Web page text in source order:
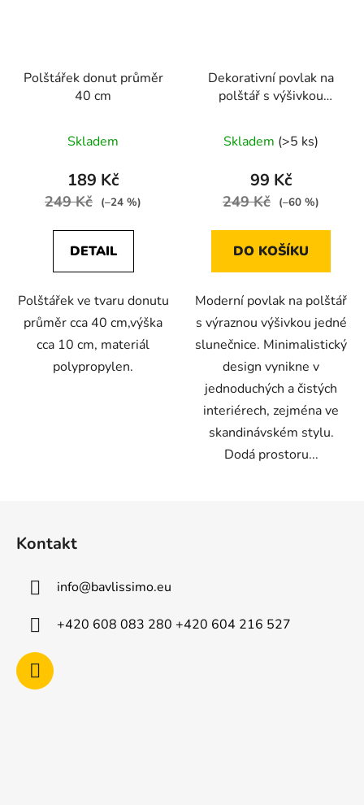
Polštářek donut průměr
40 cm
Skladem
189 Kč
249 Kč (–24 %)
DETAIL
Polštářek ve tvaru donutu
průměr cca 40 cm,výška
cca 10 cm, materiál
polypropylen.
Dekorativní povlak na
polštář s výšivkou
minimalistický motiv, 45
× 45 cm
Skladem (>5 ks)
99 Kč
249 Kč (–60 %)
DO KOŠÍKU
Moderní povlak na polštář
s výraznou výšivkou jedné
slunečnice. Minimalistický
design vynikne v
jednoduchých a čistých
interiérech, zejména ve
skandinávském stylu.
Dodá prostoru...
Kontakt
info@bavlissimo.eu
+420 608 083 280 +420 604 216 527